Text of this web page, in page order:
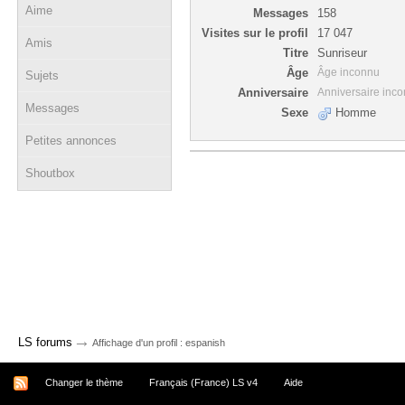
Aime
Amis
Sujets
Messages
Petites annonces
Shoutbox
Messages
158
Visites sur le profil
17 047
Titre
Sunriseur
Âge
Âge inconnu
Anniversaire Anniversaire
Sexe Homme
LS forums → Affichage d'un profil : espanish
Changer le thème Français (France) LS v4 Aide